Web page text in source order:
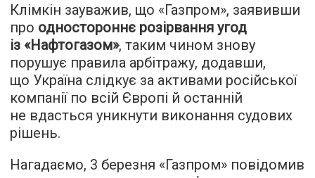
Клімкін зауважив, що «Газпром», заявивши
про одностороннє розірвання угод
із «Нафтогазом», таким чином знову
порушує правила арбітражу, додавши,
що Україна слідкує за активами російської
компанії по всій Європі й останній
не вдасться уникнути виконання судових
рішень.
Нагадаємо, 3 березня «Газпром» повідомив